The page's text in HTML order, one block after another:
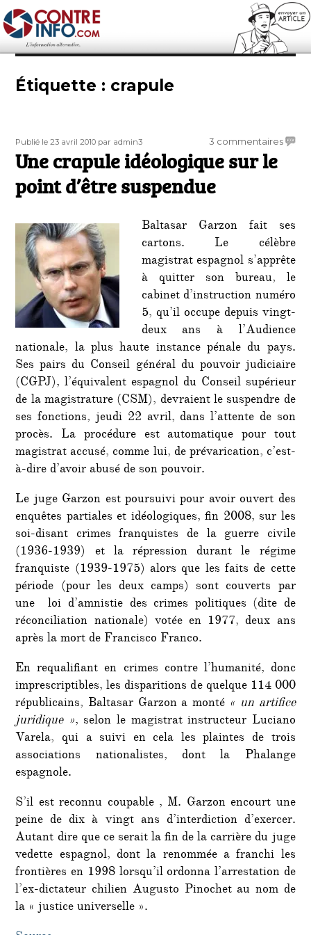
Contre-Info
Étiquette : crapule
Publié
le
Publié le 23 avril 2010 Auteur
par admin3 3 commentairessur
point
d’être
Une crapule idéologique sur le
point d’être suspendue
Baltasar Garzon fait ses
cartons. Le célèbre
magistrat espagnol s’apprête
à quitter son bureau, le
cabinet d’instruction numéro
5, qu’il occupe depuis vingt-
deux ans à l’Audience
nationale, la plus haute instance pénale du pays.
Ses pairs du Conseil général du pouvoir judiciaire
(CGPJ), l’équivalent espagnol du Conseil supérieur
de la magistrature (CSM), devraient le suspendre de
ses fonctions, jeudi 22 avril, dans l’attente de son
procès. La procédure est automatique pour tout
magistrat accusé, comme lui, de prévarication, c’est-
à-dire d’avoir abusé de son pouvoir.
Le juge Garzon est poursuivi pour avoir ouvert des
enquêtes partiales et idéologiques, fin 2008, sur les
soi-disant crimes franquistes de la guerre civile
(1936-1939) et la répression durant le régime
franquiste (1939-1975) alors que les faits de cette
période (pour les deux camps) sont couverts par
une loi d’amnistie des crimes politiques (dite de
réconciliation nationale) votée en 1977, deux ans
après la mort de Francisco Franco.
En requalifiant en crimes contre l’humanité, donc
imprescriptibles, les disparitions de quelque 114 000
républicains, Baltasar Garzon a monté « un artifice
juridique », selon le magistrat instructeur Luciano
Varela, qui a suivi en cela les plaintes de trois
associations nationalistes, dont la Phalange
espagnole.
S’il est reconnu coupable , M. Garzon encourt une
peine de dix à vingt ans d’interdiction d’exercer.
Autant dire que ce serait la fin de la carrière du juge
vedette espagnol, dont la renommée a franchi les
frontières en 1998 lorsqu’il ordonna l’arrestation de
l’ex-dictateur chilien Augusto Pinochet au nom de
la « justice universelle ».